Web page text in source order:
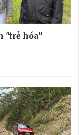
"trẻ hóa"